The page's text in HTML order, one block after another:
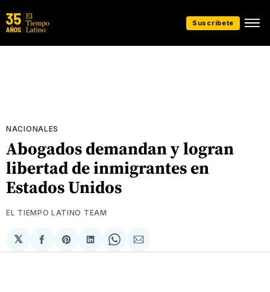
Suscríbete
NACIONALES
Abogados demandan y logran
libertad de inmigrantes en
Estados Unidos
EL TIEMPO LATINO TEAM
𝕏
Compartir
en
Share
on
Compartir
en
Share
on
Compartir
via